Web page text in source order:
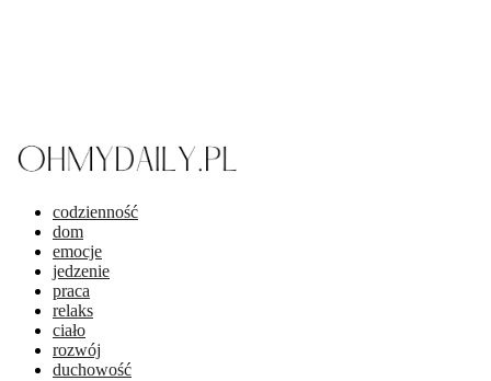
codzienność
dom
emocje
jedzenie
praca
relaks
ciało
rozwój
duchowość